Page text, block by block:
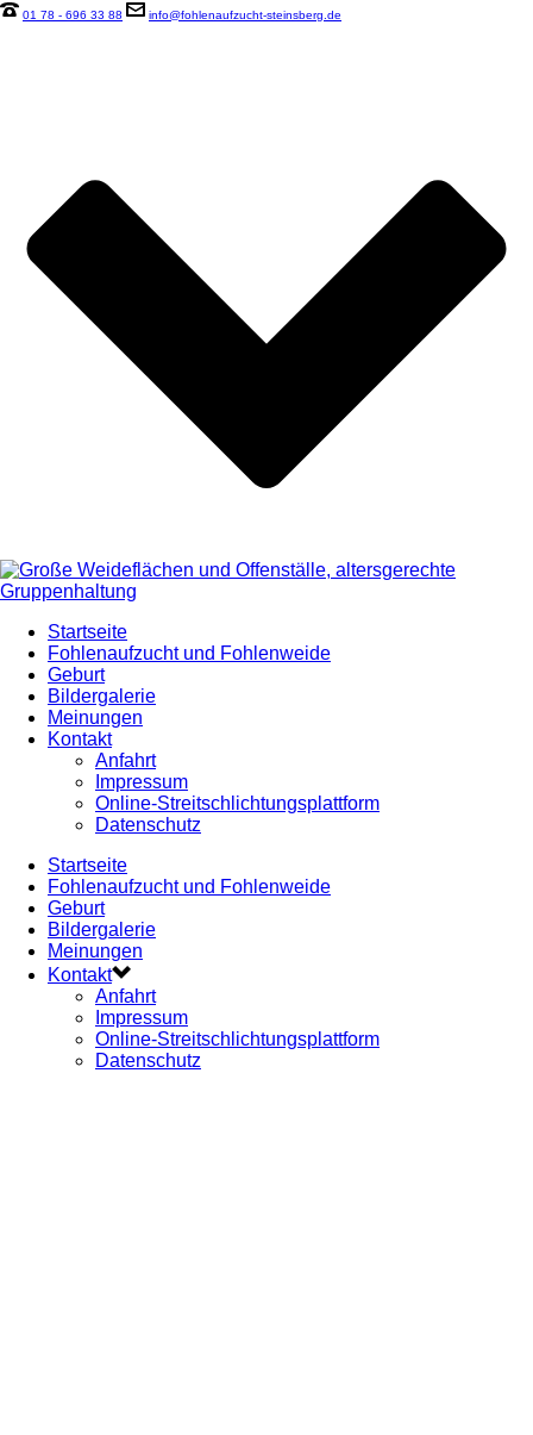
01 78 - 696 33 88 info@fohlenaufzucht-steinsberg.de
Startseite
Fohlenaufzucht und Fohlenweide
Geburt
Bildergalerie
Meinungen
Kontakt
Anfahrt
Impressum
Online-Streitschlichtungsplattform
Datenschutz
Startseite
Fohlenaufzucht und Fohlenweide
Geburt
Bildergalerie
Meinungen
Kontakt
Anfahrt
Impressum
Online-Streitschlichtungsplattform
Datenschutz